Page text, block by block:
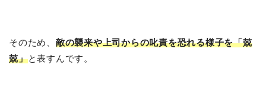
そのため、 敵の襲来や上司からの叱責を恐れる様子を「兢
兢」と表すんです。